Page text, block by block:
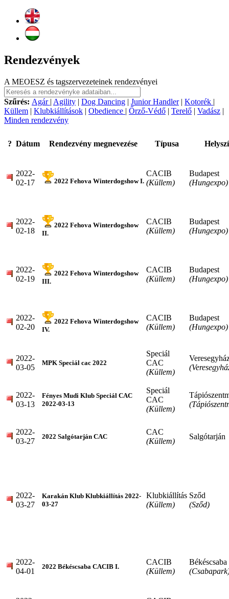
Rendezvények
A MEOESZ és tagszervezeteinek rendezvényei
Szűrés: Agár | Agility | Dog Dancing | Junior Handler| Kotorék |
Küllem | Klubkiállítások | Obedience | Őrző-Védő | Terelő | Vadász |
Minden rendezvény
? Dátum Rendezvény megnevezése Típusa
2022-
02-17
2022 Fehova Winterdogshow I.
CACIB
(Küllem)
Budapest
(Hungexpo)
2022-
02-18
2022 Fehova Winterdogshow
II.
CACIB
(Küllem)
Budapest
(Hungexpo)
2022-
02-19
2022 Fehova Winterdogshow
III.
CACIB
(Küllem)
Budapest
(Hungexpo)
2022-
02-20
2022 Fehova Winterdogshow
IV.
CACIB
(Küllem)
Budapest
(Hungexpo)
2022-
03-05
MPK Speciál cac 2022
Speciál
CAC
(Küllem)
2022-
03-13
Fényes Mudi Klub Speciál CAC
2022-03-13
Speciál
CAC
(Küllem)
2022-
03-27
2022 Salgótarján CAC
CAC
(Küllem)
Salgótarján
2022-
03-27
Karakán Klub Klubkiállítás 2022-
03-27
Klubkiállítás
(Küllem)
Sződ
(Sződ)
2022-
04-01
2022 Békéscsaba CACIB I.
CACIB
(Küllem)
Békéscsaba